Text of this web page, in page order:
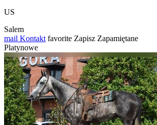
US
Salem
mail Kontakt favorite Zapisz Zapamiętane
Platynowe